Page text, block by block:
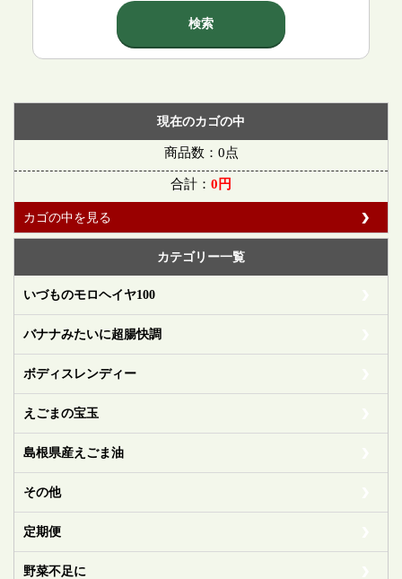
検索
現在のカゴの中
商品数：0点
合計： 0円
カゴの中を見る
カテゴリー一覧
いづものモロヘイヤ100
バナナみたいに超腸快調
ボディスレンディー
えごまの宝玉
島根県産えごま油
その他
定期便
野菜不足に